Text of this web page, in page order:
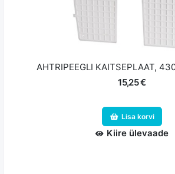
AHTRIPEEGLI KAITSEPLAAT,
15,25 €
Lisa korvi
Kiire ülevaade